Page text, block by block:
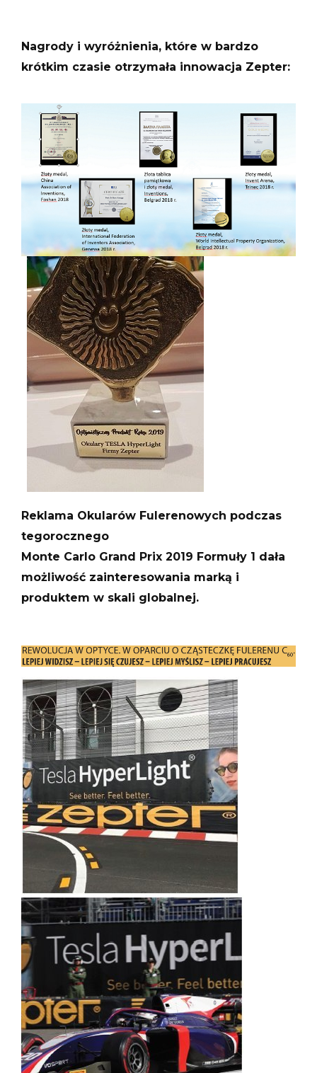
Nagrody i wyróżnienia, które w bardzo
krótkim czasie otrzymała innowacja Zepter:
Reklama Okularów Fulerenowych podczas
tegorocznego
Monte Carlo Grand Prix 2019 Formuły 1 dała
możliwość zainteresowania marką i
produktem w skali globalnej.